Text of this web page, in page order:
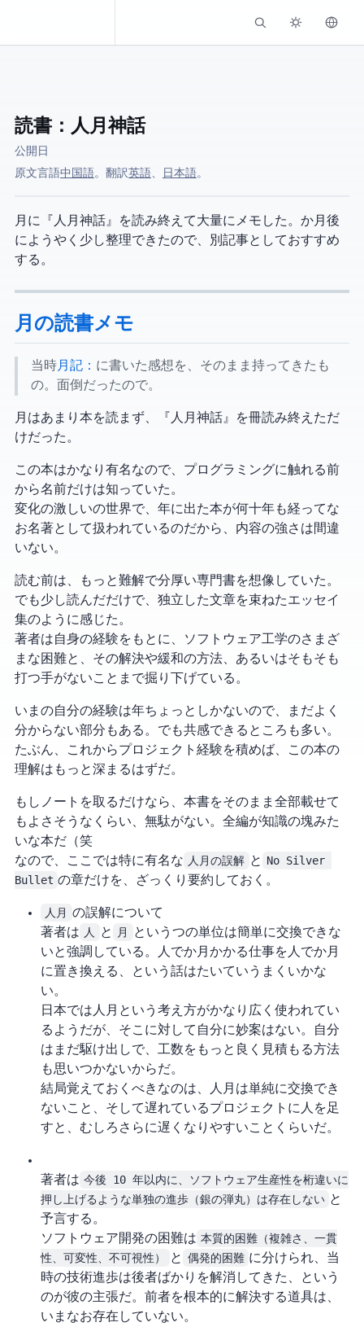
読書：人月神話
公開日
原文言語:中国語。 AI翻訳:英語、 日本語。
2月に『人月神話』を読み終えて大量にメモした。2か月後
にようやく少し整理できたので、別記事としておすすめ
する。
2月の読書メモ
当時月記：2024-02 に書いた感想を、そのまま持ってきたも
の。面倒だったので。
2月はあまり本を読まず、『人月神話』を1冊読み終えただ
けだった。
この本はかなり有名なので、プログラミングに触れる前
から名前だけは知っていた。
変化の激しい IT の世界で、1975 年に出た本が何十年も経ってな
お名著として扱われているのだから、内容の強さは間違
いない。
読む前は、もっと難解で分厚い専門書を想像していた。
でも少し読んだだけで、独立した文章を束ねたエッセイ
集のように感じた。
著者は自身の経験をもとに、ソフトウェア工学のさまざ
まな困難と、その解決や緩和の方法、あるいはそもそも
打つ手がないことまで掘り下げている。
いまの自分の経験は 1 年ちょっとしかないので、まだよく
分からない部分もある。でも共感できるところも多い。
たぶん、これからプロジェクト経験を積めば、この本の
理解はもっと深まるはずだ。
もしノートを取るだけなら、本書をそのまま全部載せて
もよさそうなくらい、無駄がない。全編が知識の塊みた
いな本だ（笑
なので、ここでは特に有名な 人月の誤解 と No Silver
Bullet の 2 章だけを、ざっくり要約しておく。
人月 の誤解について
著者は 人 と 月
という 2 つの単位は簡単に交換できな
いと強調している。1 人で 6 か月かかる仕事を 6 人で 1 か月
に置き換える、という話はたいていうまくいかな
い。
日本では人月という考え方がかなり広く使われてい
るようだが、そこに対して自分に妙案はない。自分
はまだ駆け出しで、工数をもっと良く見積もる方法
も思いつかないからだ。
結局覚えておくべきなのは、人月は単純に交換でき
ないこと、そして遅れているプロジェクトに人を足
すと、むしろさらに遅くなりやすいことくらいだ。
著者は 今後 10 年以内に、ソフトウェア生産性を桁違いに
押し上げるような単独の進歩（銀の弾丸）は存在しない と
予言する。
ソフトウェア開発の困難は 本質的困難（複雑さ、一貫
性、可変性、不可視性）
と 偶発的困難 に分けられ、当
時の技術進歩は後者ばかりを解消してきた、という
のが彼の主張だ。前者を根本的に解決する道具は、
いまなお存在していない。